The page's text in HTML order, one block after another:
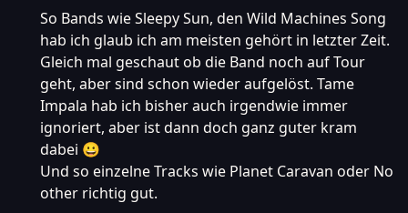
So Bands wie Sleepy Sun, den Wild Machines Song
hab ich glaub ich am meisten gehört in letzter Zeit.
Gleich mal geschaut ob die Band noch auf Tour
geht, aber sind schon wieder aufgelöst. Tame
Impala hab ich bisher auch irgendwie immer
ignoriert, aber ist dann doch ganz guter kram
dabei 😀
Und so einzelne Tracks wie Planet Caravan oder No
other richtig gut.